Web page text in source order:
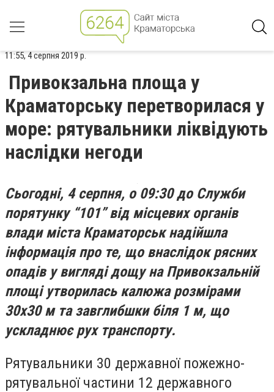
11:55, 4 серпня 2019 р.
Привокзальна площа у
Краматорську перетворилася у
море: рятувальники ліквідують
наслідки негоди
Сьогодні, 4 серпня, о 09:30 до Служби
порятунку “101” від місцевих органів
влади міста Краматорськ надійшла
інформація про те, що внаслідок рясних
опадів у вигляді дощу на Привокзальній
площі утворилась калюжа розмірами
30х30 м та завглибшки біля 1 м, що
ускладнює рух транспорту.
Рятувальники 30 державної пожежно-
рятувальної частини 12 державного